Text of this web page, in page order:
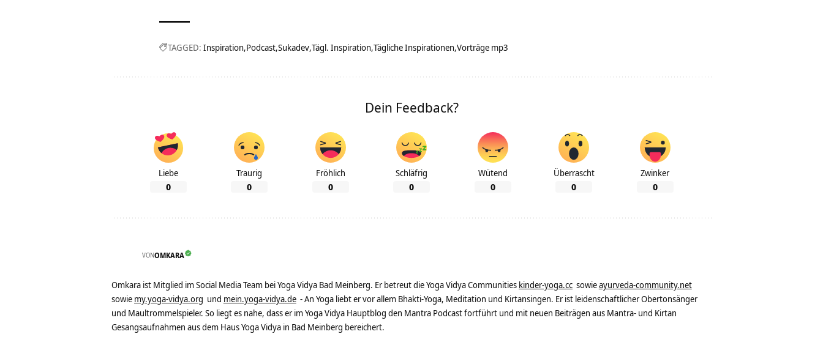
TAGGED: Inspiration Podcast Sukadev Tägl. Inspiration Tägliche Inspirationen Vorträge mp3
Dein Feedback?
Liebe
0
Traurig
0
Fröhlich
0
Schläfrig
0
Wütend
0
Überrascht
0
Zwinker
0
VONOMKARA
Omkara ist Mitglied im Social Media Team bei Yoga Vidya Bad Meinberg. Er betreut die Yoga Vidya Communities kinder-yoga.cc sowieayurveda-community.net
sowie my.yoga-vidya.org und mein.yoga-vidya.de - An Yoga liebt er vor allem Bhakti-Yoga, Meditation und Kirtansingen. Er ist leidenschaftlicher Obertonsänger
und Maultrommelspieler. So liegt es nahe, dass er im Yoga Vidya Hauptblog den Mantra Podcast fortführt und mit neuen Beiträgen aus Mantra- und Kirtan
Gesangsaufnahmen aus dem Haus Yoga Vidya in Bad Meinberg bereichert.